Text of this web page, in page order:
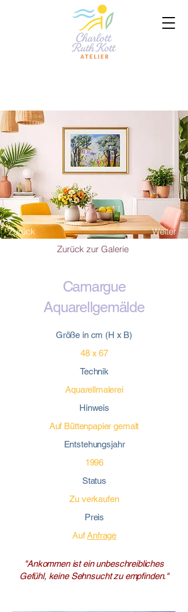
Zurück
Weiter
Zurück zur Galerie
Camargue
Aquarellgemälde
Größe in cm (H x B)
48 x 67
Technik
Aquarellmalerei
Hinweis
Auf Büttenpapier gemalt
Entstehungsjahr
1996
Status
Zu verkaufen
Preis
AufAnfrage
"Ankommen ist ein unbeschreibliches
Gefühl, keine Sehnsucht zu empfinden."